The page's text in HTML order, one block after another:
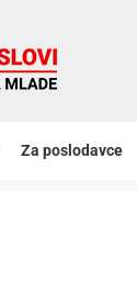
Za poslodavce